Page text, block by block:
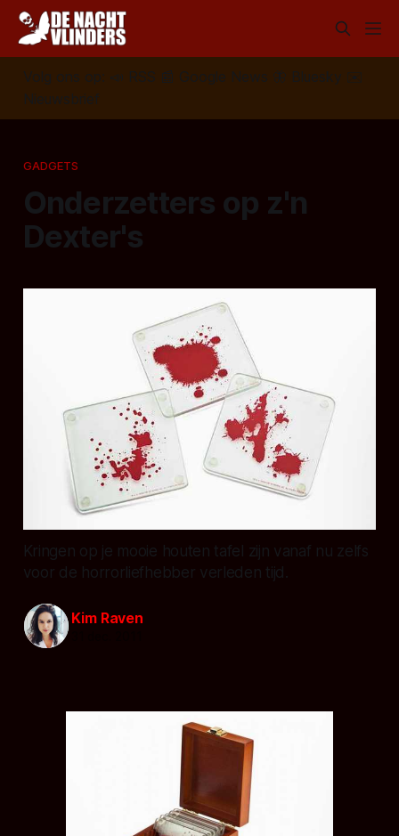
Volg ons op: 📣 RSS 📰 Google News 🦋 Bluesky
✉️
Nieuwsbrief
GADGETS
Onderzetters op z'n
Dexter's
Kringen op je mooie houten tafel zijn vanaf nu zelfs
voor de horrorliefhebber verleden tijd.
Kim Raven